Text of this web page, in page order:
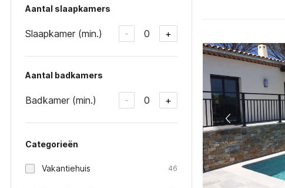
Aantal slaapkamers
Slaapkamer (min.) - 0 +
Aantal badkamers
Badkamer (min.) - 0 +
Categorieën
Vakantiehuis 46